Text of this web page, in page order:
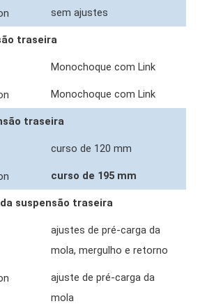
sem ajustes
traseira
Monochoque com Link
Monochoque com Link
traseira
curso de 120 mm
curso de 195 mm
suspensão traseira
ajustes de pré-carga da
mola, mergulho e retorno
ajuste de pré-carga da
mola